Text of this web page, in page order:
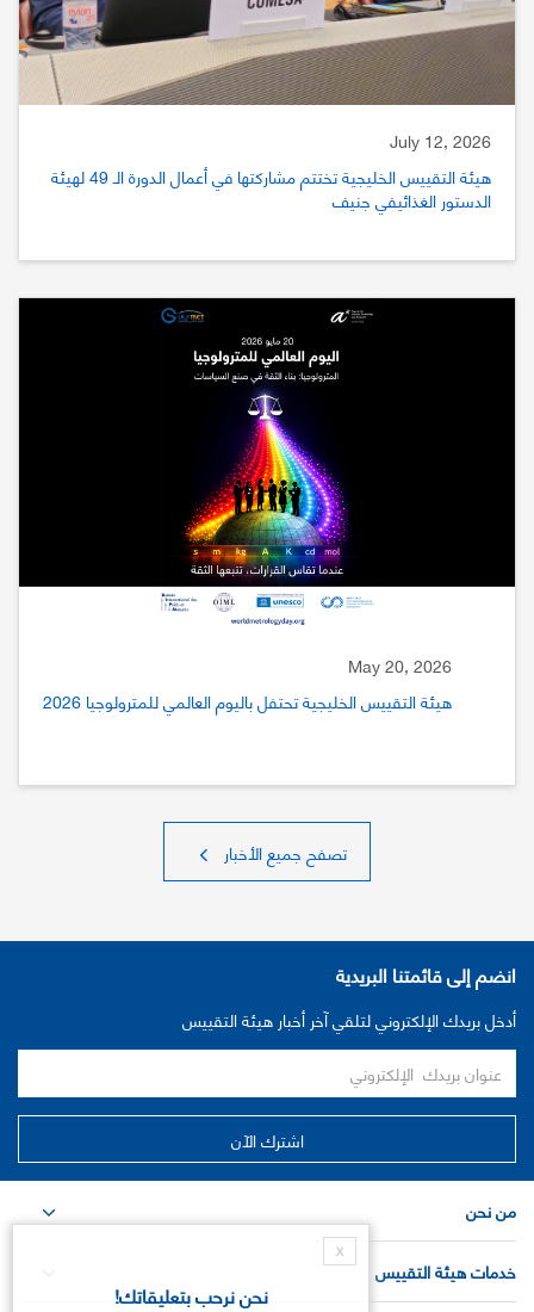
July 12, 2026
هيئة التقييس الخليجية تختتم مشاركتها في أعمال الدورة الـ 49 لهيئة
الدستور الغذائيفي جنيف
May 20, 2026
هيئة التقييس الخليجية تحتفل باليوم العالمي للمترولوجيا 2026
تصفح جميع الأخبار
انضم إلى قائمتنا البريدية
أدخل بريدك الإلكتروني لتلقي آخر أخبار هيئة التقييس
من نحن
خدمات هيئة التقييس
X
نحن نرحب بتعليقاتك!